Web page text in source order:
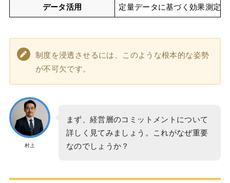
データ活用 定量データに基づく効果測定
制度を浸透させるには、このような根本的な姿勢
が不可欠です。
村上
まず、経営層のコミットメントについて
詳しく見てみましょう。これがなぜ重要
なのでしょうか？